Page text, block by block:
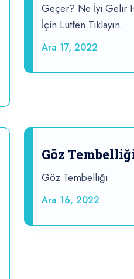
Geçer? Ne İyi Gelir
İçin Lütfen Tıklayın.
Ara 17, 2022
Göz
Göz Tembelliği
Ara 16, 2022